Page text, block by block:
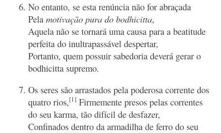
No entanto, se esta renúncia não for abraçada
Pelamotivação pura do bodhicitta,
Aquela não se tornará uma causa para a beatitude
perfeita do inultrapassável despertar,
Portanto, quem possuir sabedoria deverá gerar o
bodhicitta supremo.
Os seres são arrastados pela poderosa corrente dos
quatro rios,[1] Firmemente presos pelas correntes
do seu karma, tão difícil de desfazer,
Confinados dentro da armadilha de ferro do seu